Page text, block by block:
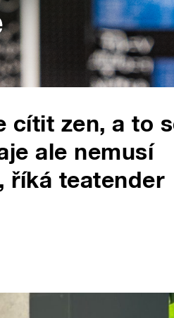
cítit zen, a to
ale nemusí
říká teatender